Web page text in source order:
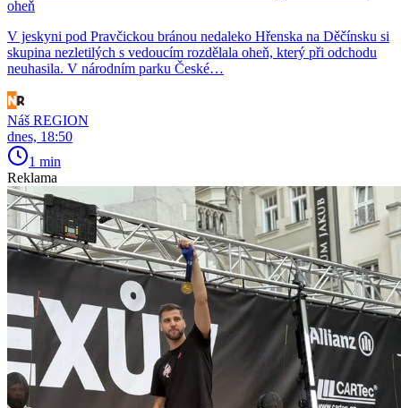
oheň
V jeskyni pod Pravčickou bránou nedaleko Hřenska na Děčínsku si
skupina nezletilých s vedoucím rozdělala oheň, který při odchodu
neuhasila. V národním parku České…
Náš REGION
dnes, 18:50
1 min
Reklama